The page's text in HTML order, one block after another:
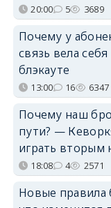
20:00 5 3689
Почему у
связь вела
блэкауте
13:00 16 6347
Почему наш
пути? —
играть вторым
18:08 4 2571
Новые правила